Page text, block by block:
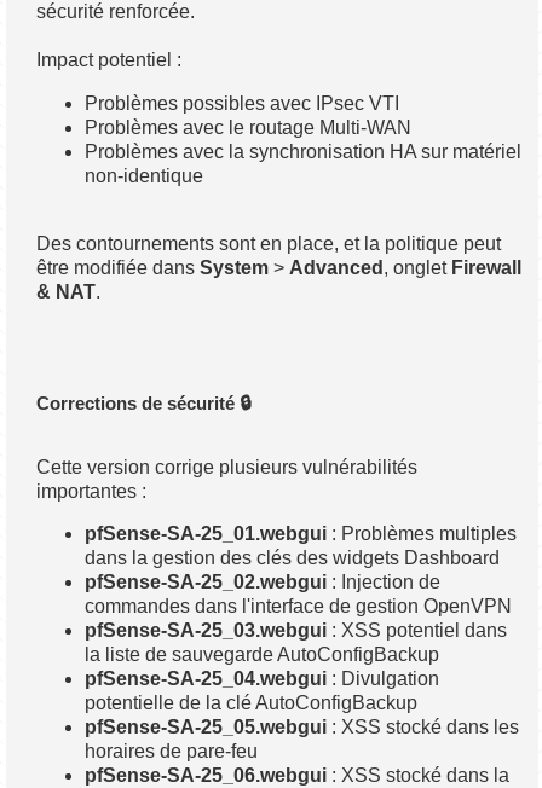
sécurité renforcée.
Impact potentiel :
Problèmes possibles avec IPsec VTI
Problèmes avec le routage Multi-WAN
Problèmes avec la synchronisation HA sur matériel
non-identique
Des contournements sont en place, et la politique peut
être modifiée dansSystem > Advanced , onglet Firewall
& NAT.
Corrections de sécurité 🔒
Cette version corrige plusieurs vulnérabilités
importantes :
pfSense-SA-25_01.webgui : Problèmes multiples
dans la gestion des clés des widgets Dashboard
pfSense-SA-25_02.webgui : Injection de
commandes dans l'interface de gestion OpenVPN
pfSense-SA-25_03.webgui : XSS potentiel dans
la liste de sauvegarde AutoConfigBackup
pfSense-SA-25_04.webgui : Divulgation
potentielle de la clé AutoConfigBackup
pfSense-SA-25_05.webgui : XSS stocké dans les
horaires de pare-feu
pfSense-SA-25_06.webgui : XSS stocké dans la